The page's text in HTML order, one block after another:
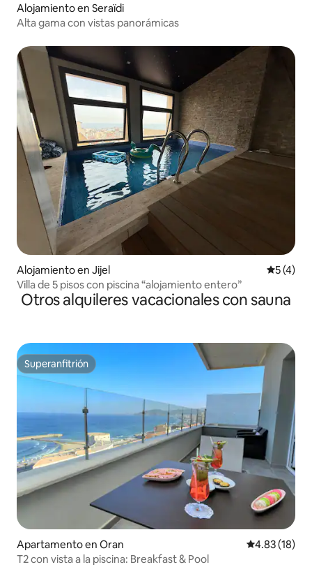
Alojamiento en Seraïdi
Alta gama con vistas panorámicas
Alojamiento en Jijel
5 (4)
Villa de 5 pisos con piscina “alojamiento entero”
Otros alquileres vacacionales con sauna
Superanfitrión
Superanfitrión
Apartamento en Oran Calificación
4.83 (18)
T2 con vista a la piscina: Breakfast & Pool